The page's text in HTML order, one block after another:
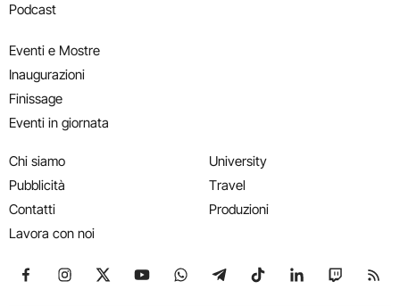
Podcast
Eventi e Mostre
Inaugurazioni
Finissage
Eventi in giornata
Chi siamo
Pubblicità
Contatti
Lavora con noi
University
Travel
Produzioni
Seguici su Facebook
Seguici su Instagram
Seguici su X
Seguici su YouTube
Seguici su WhatsApp
Seguici su Telegram
Seguici su TikTok
Seguici su
Seguici